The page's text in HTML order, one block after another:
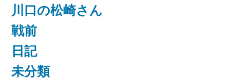
川口の松崎さん
戦前
日記
未分類